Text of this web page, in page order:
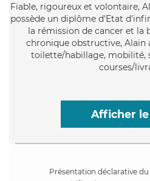
Fiable, rigoureux et volontaire,
possède un diplôme d'Etat
la rémission de cancer et la
chronique obstructive, Alain
toilette/habillage, mobilité,
courses/
Afficher
Présentation déclarative